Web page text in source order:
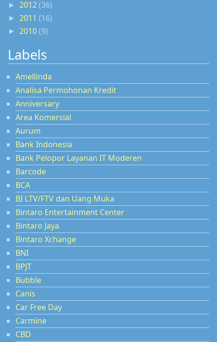
► 2012(36)
► 2011 (16)
► 2010(9)
Labels
Amellinda
Analisa Permohonan Kredit
Anniversary
Area Komersial
Aurum
Bank Indonesia
Bank Pelopor Layanan IT Moderen
Barcode
BCA
BI LTV/FTV dan Uang Muka
Bintaro Entertainment Center
Bintaro Jaya
Bintaro Xchange
BNI
BPJT
Bubble
Canis
Car Free Day
Carmine
CBD